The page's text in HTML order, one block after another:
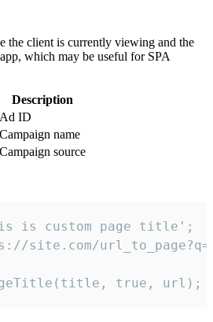
the client is currently viewing and the
which may be useful for SPA
Description
Ad ID
Campaign name
Campaign source
is custom page title';
true, url);